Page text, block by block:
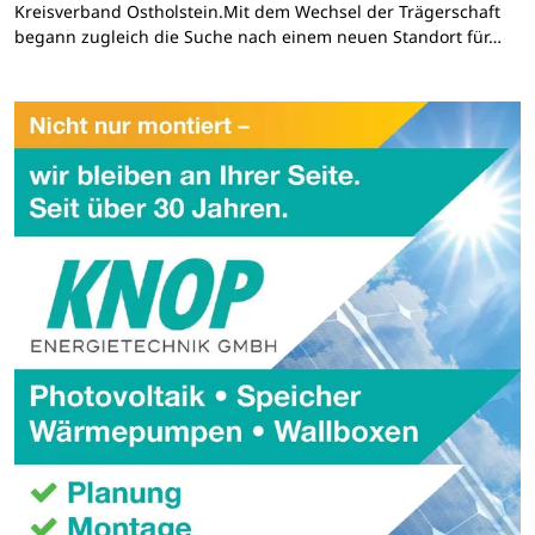
Kreisverband Ostholstein.Mit dem Wechsel der Trägerschaft
begann zugleich die Suche nach einem neuen Standort für…